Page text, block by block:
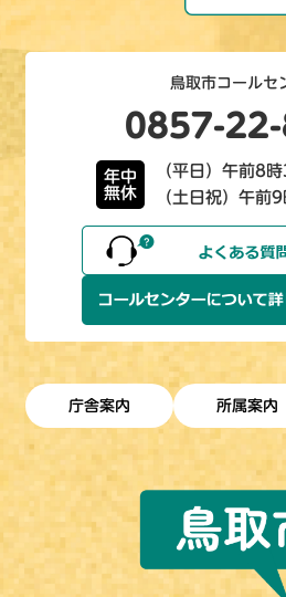
鳥取市コールセ
0857-22-
年中
無休
（平日）午前8
（土日祝）午前
庁舎案内 所属案内